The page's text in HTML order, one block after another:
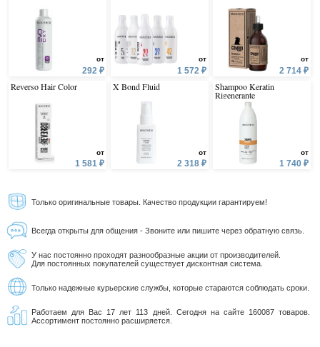
от
292 ₽
Reverso Hair Color
от
1 581 ₽
от
1 572 ₽
X Bond Fluid
от
2 318 ₽
от
2 714 ₽
Shampoo Keratin
Rigenerante
от
1 740 ₽
Только оригинальные товары. Качество продукции гарантируем!
Всегда открыты для общения - Звоните или пишите через обратную связь.
У нас постоянно проходят разнообразные акции от производителей.
Для постоянных покупателей существует дисконтная система.
Только надежные курьерские службы, которые стараются соблюдать сроки.
Работаем для Вас 17 лет 113 дней. Сегодня на сайте 160087 товаров.
Ассортимент постоянно расширяется.